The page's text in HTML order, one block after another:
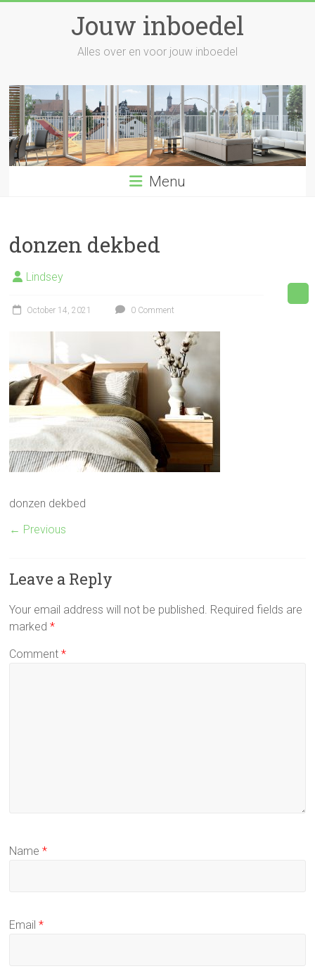
Jouw inboedel
Alles over en voor jouw inboedel
Menu
donzen dekbed
Lindsey
October 14, 2021 0 Comment
donzen dekbed
← Previous
Leave a Reply
Your email address will not be published. Required fields are
marked*
Comment*
Name*
Email*